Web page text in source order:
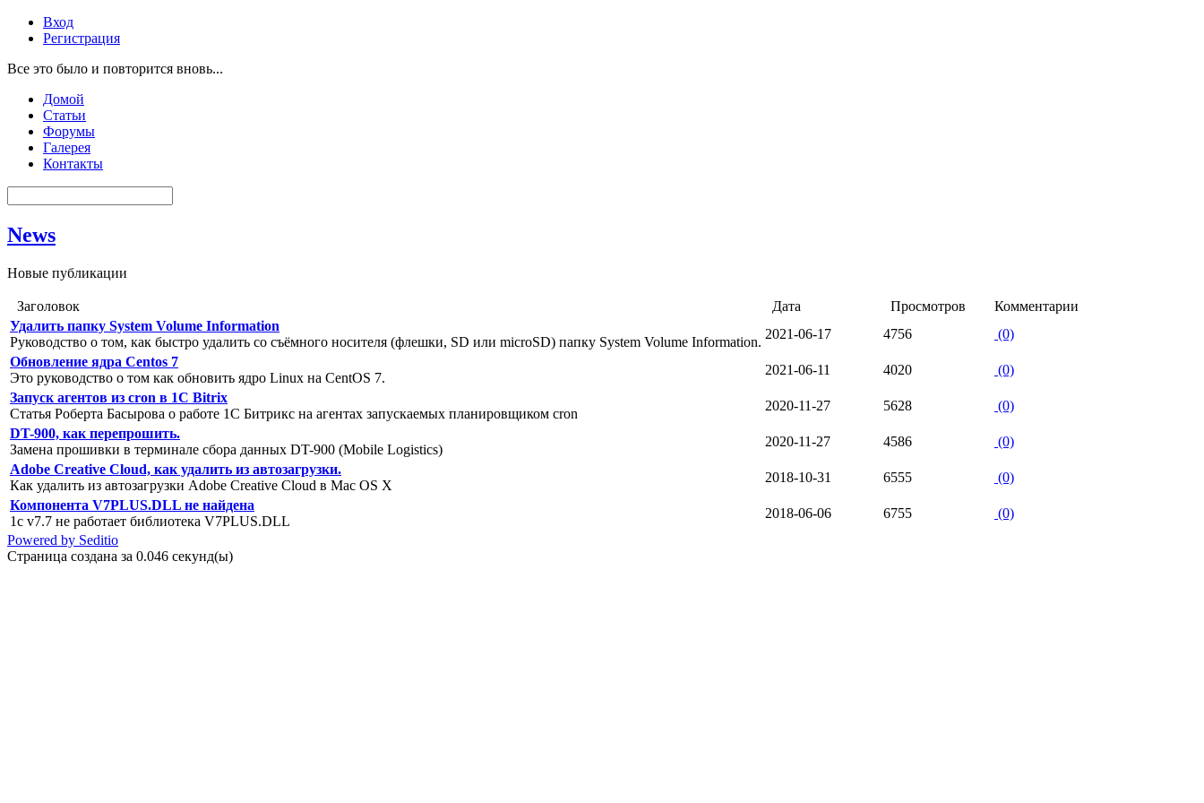
Вход
Регистрация
Все это было и повторится вновь...
Домой
Статьи
Форумы
Галерея
Контакты
News
Новые публикации
Заголовок Дата Просмотров
Комментарии
Удалить папку System Volume Information
Руководство о том, как быстро удалить со съёмного носителя (флешки, SD или microSD) папку System Volume Information.
2021-06-17 4756
(0)
Обновление ядра Centos 7
Это руководство о том как обновить ядро Linux на CentOS 7.
2021-06-11 4020
(0)
Запуск агентов из cron в 1C Bitrix
Статья Роберта Басырова о работе 1С Битрикс на агентах запускаемых планировщиком cron
2020-11-27 5628
(0)
DT-900, как перепрошить.
Замена прошивки в терминале сбора данных DT-900 (Mobile Logistics)
2020-11-27 4586
(0)
Adobe Creative Cloud, как удалить из автозагрузки.
Как удалить из автозагрузки Adobe Creative Cloud в Mac OS X
2018-10-31 6555
(0)
Компонента V7PLUS.DLL не найдена
1c v7.7 не работает библиотека V7PLUS.DLL
2018-06-06 6755
(0)
Powered by Seditio
Страница создана за 0.046 секунд(ы)